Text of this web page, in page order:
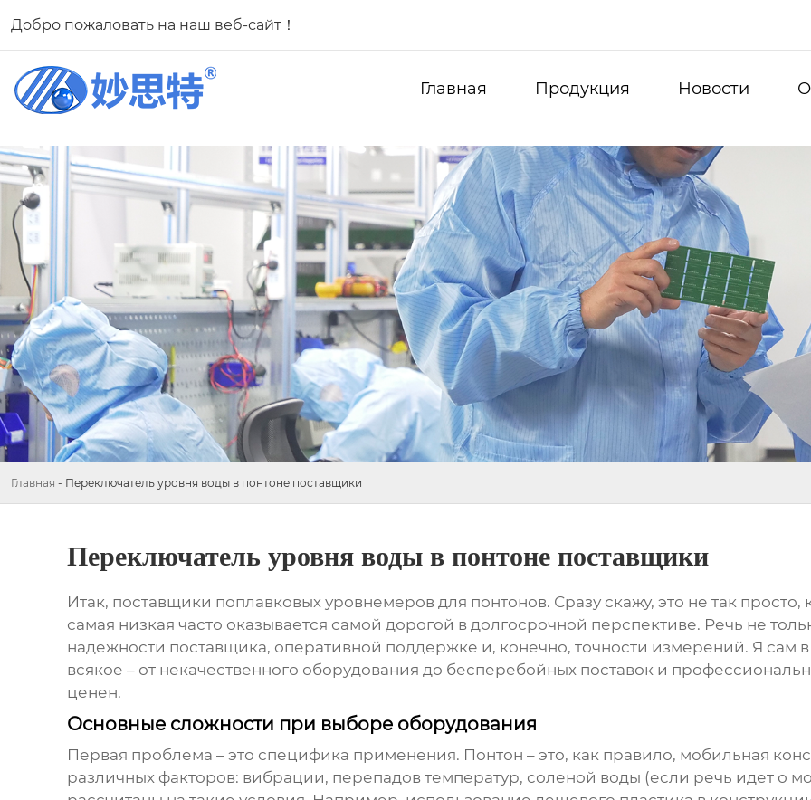
Добро пожаловать на наш веб-сайт！
Главная Продукция Новости
Главная - Переключатель уровня воды в понтоне поставщики
Переключатель уровня воды в понтоне поставщики
Итак, поставщики поплавковых уровнемеров для понтонов. Сразу скажу, это не так
самая низкая часто оказывается самой дорогой в долгосрочной перспективе. Речь не
надежности поставщика, оперативной поддержке и, конечно, точности измерений. Я сам
всякое – от некачественного оборудования до бесперебойных поставок и
ценен.
Основные сложности при выборе оборудования
Первая проблема – это специфика применения. Понтон – это, как правило, мобильная
различных факторов: вибрации, перепадов температур, соленой воды (если речь идет о